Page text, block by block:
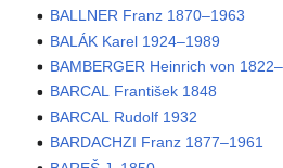
BALLNER Franz 1870–1963
BALÁK Karel 1924–1989
BAMBERGER Heinrich von
BARCAL František 1848
BARCAL Rudolf 1932
BARDACHZI Franz 1877–1961